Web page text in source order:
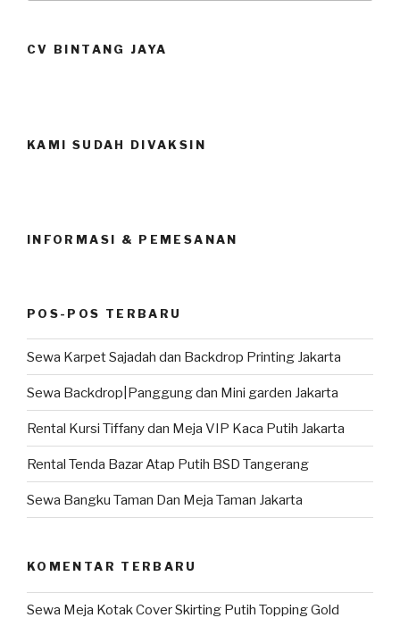
CV BINTANG JAYA
KAMI SUDAH DIVAKSIN
INFORMASI & PEMESANAN
POS-POS TERBARU
Sewa Karpet Sajadah dan Backdrop Printing Jakarta
Sewa Backdrop|Panggung dan Mini garden Jakarta
Rental Kursi Tiffany dan Meja VIP Kaca Putih Jakarta
Rental Tenda Bazar Atap Putih BSD Tangerang
Sewa Bangku Taman Dan Meja Taman Jakarta
KOMENTAR TERBARU
Sewa Meja Kotak Cover Skirting Putih Topping Gold